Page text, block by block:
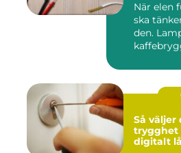
När elen
ska
den.
Så väljer
trygghet
digitalt